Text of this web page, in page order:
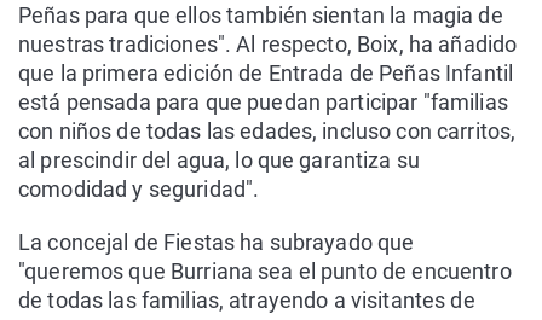
Peñas para que ellos también sientan la magia de
nuestras tradiciones". Al respecto, Boix, ha añadido
que la primera edición de Entrada de Peñas Infantil
está pensada para que puedan participar "familias
con niños de todas las edades, incluso con carritos,
al prescindir del agua, lo que garantiza su
comodidad y seguridad".
La concejal de Fiestas ha subrayado que
"queremos que Burriana sea el punto de encuentro
de todas las familias, atrayendo a visitantes de